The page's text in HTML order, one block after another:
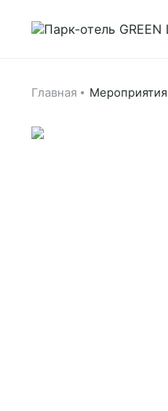
Главная Мероприятия